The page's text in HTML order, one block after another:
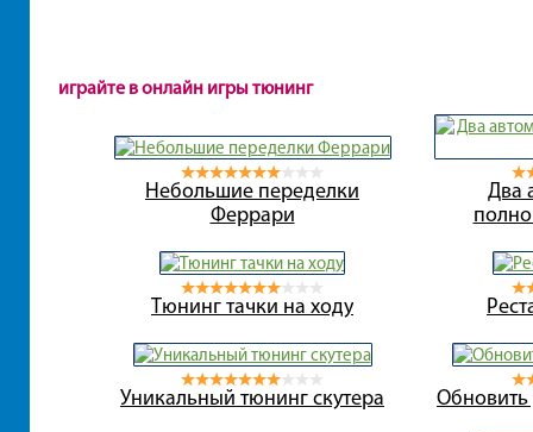
играйте в онлайн игры тюнинг
Небольшие переделки
Феррари
Два
Тюнинг тачки на ходу
Уникальный тюнинг скутера